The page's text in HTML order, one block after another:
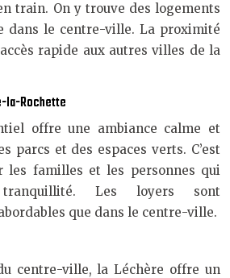
train. On y trouve des logements
dans le centre-ville. La proximité
rapide aux autres villes de la
la-Rochette
offre une ambiance calme et
parcs et des espaces verts. C’est
les familles et les personnes qui
Les loyers sont
que dans le centre-ville.
centre-ville, la Léchère offre un